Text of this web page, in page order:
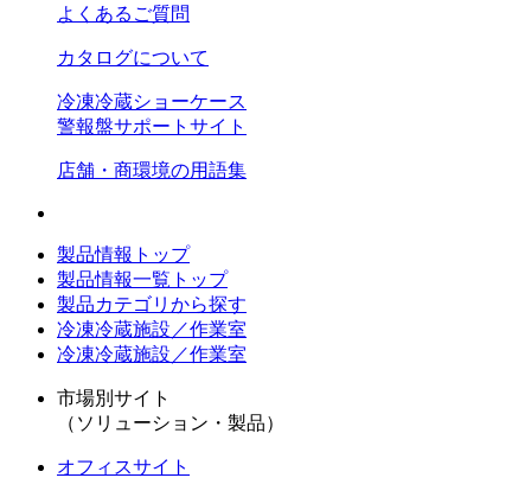
よくあるご質問
カタログについて
冷凍冷蔵ショーケース
警報盤サポートサイト
店舗・商環境の用語集
製品情報トップ
製品情報一覧トップ
製品カテゴリから探す
冷凍冷蔵施設／作業室
冷凍冷蔵施設／作業室
市場別サイト
（ソリューション・製品）
オフィスサイト